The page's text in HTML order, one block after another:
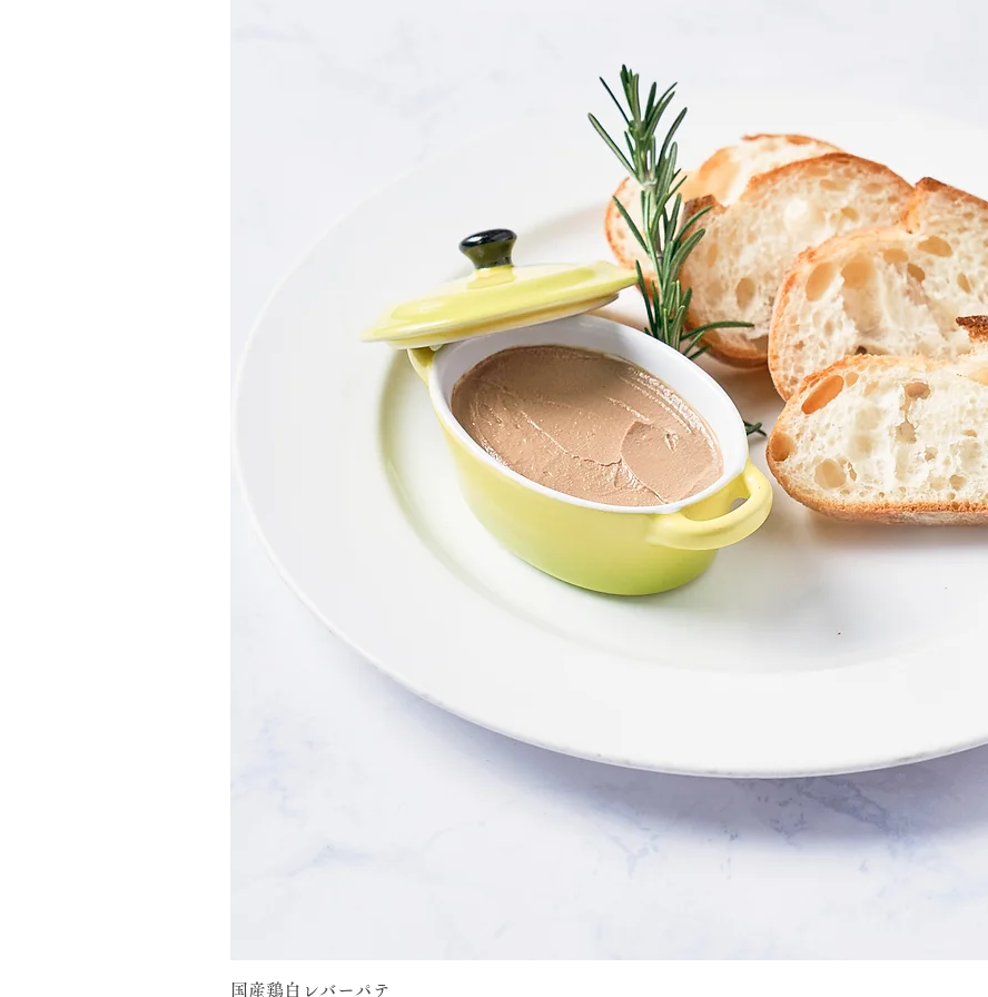
国産鶏白レバーパテ